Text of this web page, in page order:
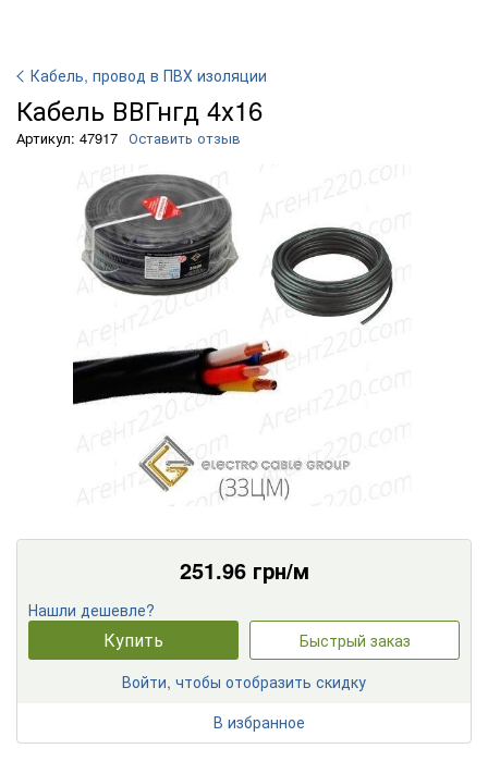
Кабель, провод в ПВХ изоляции
Кабель ВВГнгд 4х16
Артикул: 47917 Оставить отзыв
251.96грн/м
Нашли дешевле?
Купить
Быстрый заказ
Войти, чтобы отобразить скидку
В избранное